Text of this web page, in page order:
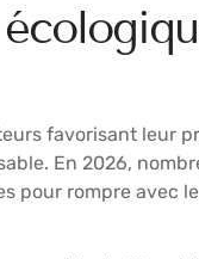
favorisant leur
En 2026,
pour rompre avec